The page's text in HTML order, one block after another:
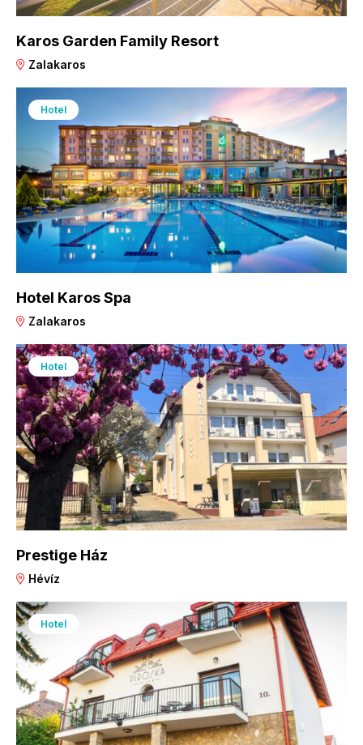
Karos Garden Family Resort
Zalakaros
Hotel
Hotel Karos Spa
Zalakaros
Hotel
Prestige Ház
Hévíz
Hotel